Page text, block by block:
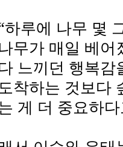
하루에 나무 몇
무가 매일 베어
느끼던 행복
착하는 것보다
게 더 중요하